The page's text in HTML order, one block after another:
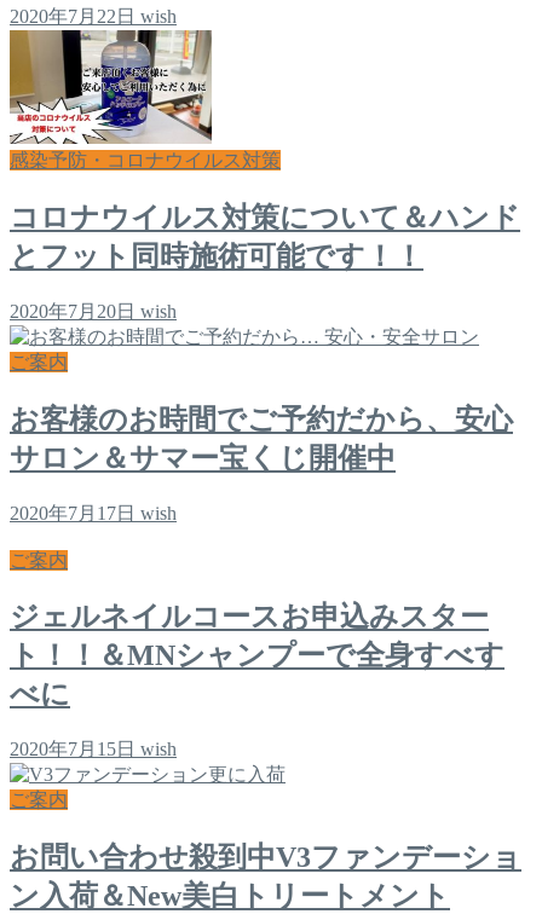
2020年7月22日 wish
感染予防・コロナウイルス対策
コロナウイルス対策について＆ハンド
とフット同時施術可能です！！
2020年7月20日 wish
ご案内
お客様のお時間でご予約だから、安心
サロン＆サマー宝くじ開催中
2020年7月17日 wish
ご案内
ジェルネイルコースお申込みスター
ト！！＆MNシャンプーで全身すべす
べに
2020年7月15日 wish
ご案内
お問い合わせ殺到中V3ファンデーショ
ン入荷＆New美白トリートメント